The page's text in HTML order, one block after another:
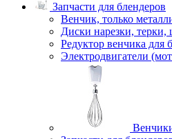
Запчасти для блендеров
Венчик, только
Диски нарезки, терки,
Редуктор венчика для
Электродвигатели